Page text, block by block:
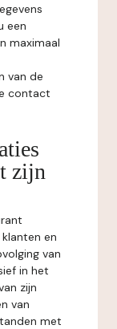
een
maximaal
van de
contact
zijn
en
van
in het
zijn
van
met